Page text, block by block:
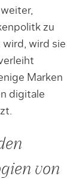
zu
wird sie
Marken
digitale
von